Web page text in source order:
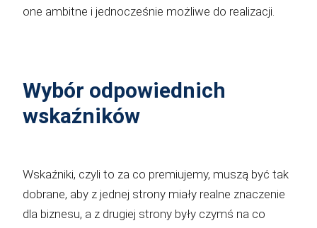
one ambitne i jednocześnie możliwe do realizacji.
Wybór odpowiednich
wskaźników
Wskaźniki, czyli to za co premiujemy, muszą być tak
dobrane, aby z jednej strony miały realne znaczenie
dla biznesu, a z drugiej strony były czymś na co